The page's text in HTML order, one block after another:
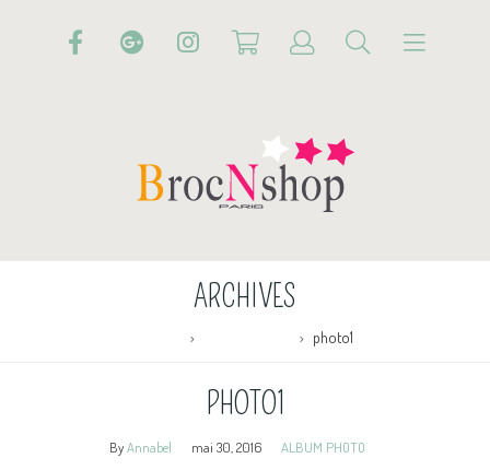
ARCHIVES
photo1
PHOTO1
ByAnnabel mai 30, 2016 ALBUM PHOTO